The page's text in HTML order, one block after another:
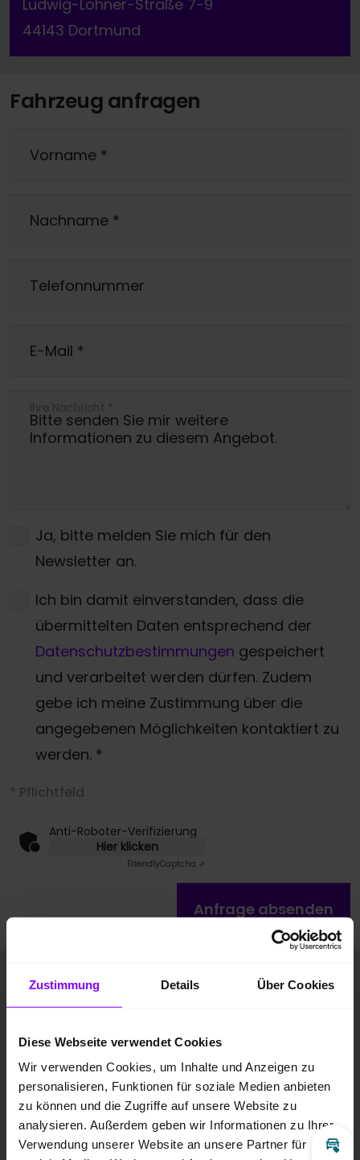
Zustimmung Details Über Cookies
Diese Webseite verwendet Cookies
Wir verwenden Cookies, um Inhalte und Anzeigen zu
personalisieren, Funktionen für soziale Medien anbieten
zu können und die Zugriffe auf unsere Website zu
analysieren. Außerdem geben wir Informationen zu Ihrer
Verwendung unserer Website an unsere Partner für
Ludwig-Lohner-Straße 7-9
44143 Dortmund
Fahrzeug anfragen
Vorname *
Nachname *
Telefonnummer
E-Mail *
Ihre Nachricht *
Ja, bitte melden Sie mich für den
Newsletter an.
Ich bin damit einverstanden, dass die
übermittelten Daten entsprechend der
Datenschutzbestimmungen gespeichert
und verarbeitet werden dürfen. Zudem
gebe ich meine Zustimmung über die
angegebenen Möglichkeiten kontaktiert zu
werden. *
* Pflichtfeld
Anti-Roboter-Verifizierung
Hier klicken
FriendlyCaptcha ⇗
Anfrage absenden
Fahrzeugbilder